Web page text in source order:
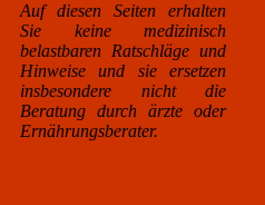
Auf diesen Seiten erhalten
Sie keine medizinisch
belastbaren Ratschläge und
Hinweise und sie ersetzen
insbesondere nicht die
Beratung durch ärzte oder
Ernährungsberater.